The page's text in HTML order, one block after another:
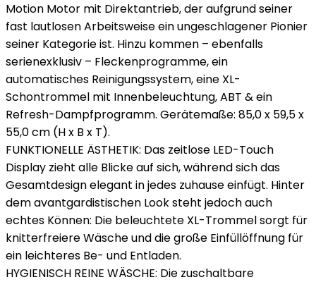
Motion Motor mit Direktantrieb, der aufgrund seiner
fast lautlosen Arbeitsweise ein ungeschlagener Pionier
seiner Kategorie ist. Hinzu kommen – ebenfalls
serienexklusiv – Fleckenprogramme, ein
automatisches Reinigungssystem, eine XL-
Schontrommel mit Innenbeleuchtung, ABT & ein
Refresh-Dampfprogramm. Gerätemaße: 85,0 x 59,5 x
55,0 cm (H x B x T).
FUNKTIONELLE ÄSTHETIK: Das zeitlose LED-Touch
Display zieht alle Blicke auf sich, während sich das
Gesamtdesign elegant in jedes zuhause einfügt. Hinter
dem avantgardistischen Look steht jedoch auch
echtes Können: Die beleuchtete XL-Trommel sorgt für
knitterfreiere Wäsche und die große Einfüllöffnung für
ein leichteres Be- und Entladen.
HYGIENISCH REINE WÄSCHE: Die zuschaltbare